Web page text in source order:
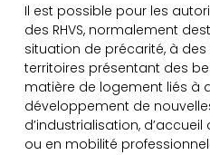
Il est possible pour les
des RHVS, normalement
situation de précarité, à
territoires présentant des
matière de logement liés à
développement de
d’industrialisation,
ou en mobilité